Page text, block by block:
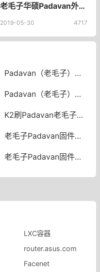
老毛子华硕Padavan外网IP变化自动发送邮件脚本 Padavan添加shell脚本
2019-05-30 4717
Padavan（老毛子）固件上安装UU加速器插件
Padavan（老毛子）自动切换网关和 DNS 服务器脚本
K2刷Padavan老毛子后中继5G搜索不到问题的解决步骤
老毛子Padavan固件设置和开启IPv6的方法
老毛子Padavan固件无线中继设置以及自动切换脚本中继
LXC容器
router.asus.com
Facenet